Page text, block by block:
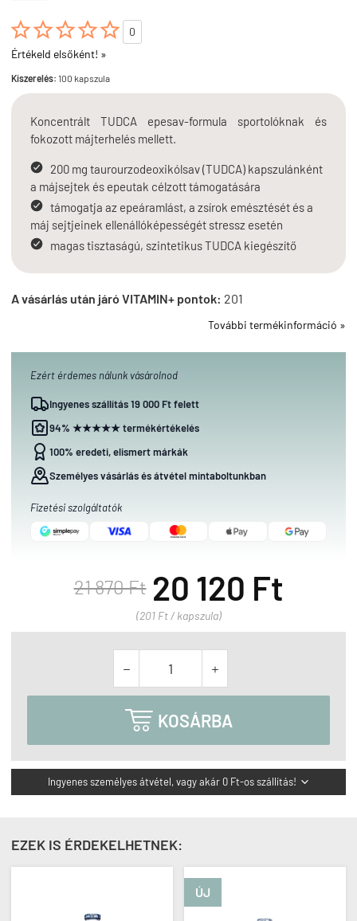

0
Értékeld elsőként! »
Kiszerelés: 100 kapszula
Koncentrált TUDCA epesav-formula sportolóknak és
fokozott májterhelés mellett.
200 mg taurourzodeoxikólsav (TUDCA) kapszulánként
a májsejtek és epeutak célzott támogatására
támogatja az epeáramlást, a zsírok emésztését és a
máj sejtjeinek ellenállóképességét stressz esetén
magas tisztaságú, szintetikus TUDCA kiegészítő
A vásárlás után járó VITAMIN+ pontok: 201
További termékinformáció »
Ezért érdemes nálunk vásárolnod
Ingyenes szállítás 19 000 Ft felett
94% ★★★★★ termékértékelés
100% eredeti, elismert márkák
Személyes vásárlás és átvétel mintaboltunkban
Fizetési szolgáltatók
21 870 Ft 20 120 Ft
(201 Ft / kapszula)
 
 KOSÁRBA
Ingyenes személyes átvétel, vagy akár 0 Ft-os szállítás! 
EZEK IS ÉRDEKELHETNEK:
ÚJ